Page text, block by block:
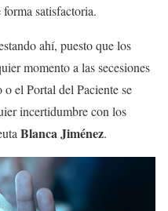
satisfactoria.
ahí, puesto que los
momento a las secesiones
o el Portal del Paciente se
incertidumbre con los
Blanca Jiménez.